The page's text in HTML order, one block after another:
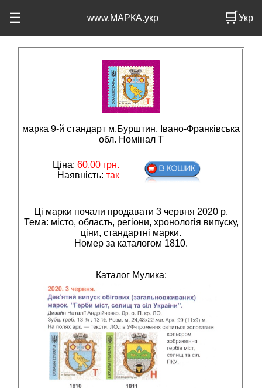
☰ www.МАРКА.укр 🛒Укр
марка 9-й стандарт м.Бурштин, Івано-Франківська
обл. Номінал T
Ціна: 60.00грн.
Наявність: так
Ці марки почали продавати 3 червня 2020 р.
Тема: мiсто, область, регiони, хронологiя випуску,
цiни, стандартнi марки.
Номер за каталогом 1810.
Каталог Мулика: